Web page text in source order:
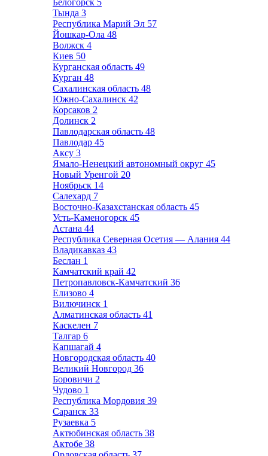
Белогорск 5
Тында 3
Республика Марий Эл 57
Йошкар-Ола 48
Волжск 4
Киев 50
Курганская область 49
Курган 48
Сахалинская область 48
Южно-Сахалинск 42
Корсаков 2
Долинск 2
Павлодарская область 48
Павлодар 45
Аксу 3
Ямало-Ненецкий автономный округ 45
Новый Уренгой 20
Ноябрьск 14
Салехард 7
Восточно-Казахстанская область 45
Усть-Каменогорск 45
Астана 44
Республика Северная Осетия — Алания 44
Владикавказ 43
Беслан 1
Камчатский край 42
Петропавловск-Камчатский 36
Елизово 4
Вилючинск 1
Алматинская область 41
Каскелен 7
Талгар 6
Капшагай 4
Новгородская область 40
Великий Новгород 36
Боровичи 2
Чудово 1
Республика Мордовия 39
Саранск 33
Рузаевка 5
Актюбинская область 38
Актобе 38